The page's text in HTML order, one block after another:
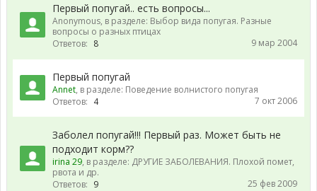
Первый попугай.. есть вопросы...
Anonymous, в разделе: Выбор вида попугая. Разные
вопросы о разных птицах
Ответов: 8 9 мар 2004
Первый попугай
Annet, в разделе: Поведение волнистого попугая
Ответов: 4 7 окт 2006
Заболел попугай!!! Первый раз. Может быть не
подходит корм??
irina 29, в разделе: ДРУГИЕ ЗАБОЛЕВАНИЯ. Плохой помет,
рвота и др.
Ответов: 9 25 фев 2009